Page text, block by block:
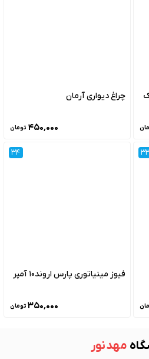
چراغ دیواری آرمان
۴۵۰٬۰۰۰ تومان
34
فیوز مینیاتوری پارس اروند10 آمپر
۳۵۰٬۰۰۰ تومان
مهد نور